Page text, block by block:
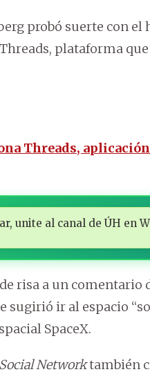
probó suerte con el
plataforma
Threads,
unite al canal de ÚH en
risa a un comentario
sugirió ir al espacio
SpaceX.
Networktambién